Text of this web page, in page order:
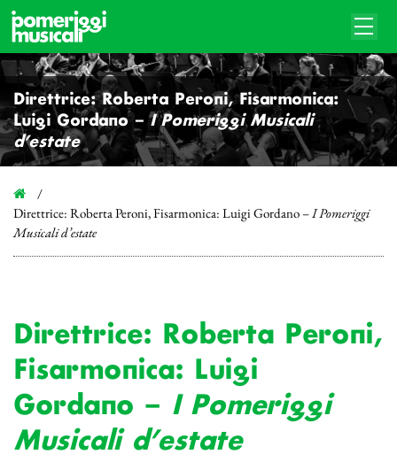
Direttrice: Roberta Peroni, Fisarmonica:
Luigi Gordano –I Pomeriggi Musicali
d’estate
Direttrice: Roberta Peroni, Fisarmonica: Luigi Gordano –I Pomeriggi
Musicali d’estate
Direttrice: Roberta Peroni,
Fisarmonica: Luigi
Gordano – I Pomeriggi
Musicali d’estate